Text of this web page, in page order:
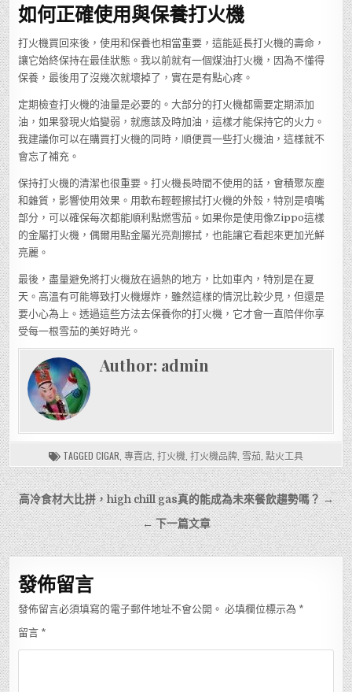
如何正確使用與保養打火機
打火機買回來後，使用和保養也相當重要，這能延長打火機的壽命，
讓它始終保持在最佳狀態。我以前就有一個煤油打火機，因為不懂得
保養，最後用了沒幾次就壞掉了，實在是有點心疼。
定期檢查打火機的油量是必要的。大部分的打火機都需要定期添加
油，如果發現火焰變弱，就應該及時加油，這樣才能保持它的火力。
我建議你可以在購買打火機的同時，順便買一些打火機油，這樣就不
會忘了補充。
保持打火機的清潔也很重要。打火機長時間不使用的話，會積聚灰塵
和雜質，影響使用效果。用軟布輕輕擦拭打火機的外殼，特別是噴嘴
部分，可以確保每次都能順利點燃雪茄。如果你是使用像Zippo這樣
的金屬打火機，偶爾用點金屬光亮劑擦拭，也能讓它看起來更加光鮮
亮麗。
最後，盡量避免將打火機放在過熱的地方，比如車內，特別是在夏
天。高溫有可能導致打火機爆炸，雖然這樣的情況比較少見，但還是
要小心為上。透過這些方法去保養你的打火機，它才會一直陪伴你享
受每一根雪茄的美好時光。
Author: admin
TAGGED CIGAR 專賣店 打火機 打火機品牌 雪茄 點火工具
文
章
導
覽
高冷食材大比拼，high chill gas真的能成為未來餐飲趨勢嗎？ →
← 下一篇文章
發佈留言
發佈留言必須填寫的電子郵件地址不會公開。 必填欄位標示為 *
留言 *